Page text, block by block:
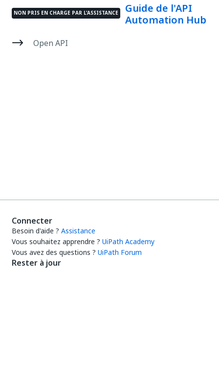
NON PRIS EN CHARGE PAR L'ASSISTANCE
Guide de l'API
Automation Hub
Open API
Connecter
Besoin d'aide ? Assistance
Vous souhaitez apprendre ? UiPath Academy
Vous avez des questions ? UiPath Forum
Rester à jour